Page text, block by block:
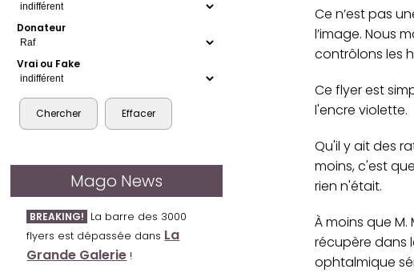
Donateur
Vrai ou Fake
Mago News
BREAKING! La barre des 3000
flyers est dépassée dans La
Grande Galerie !
Ce n’est pas
l’image. Nous
contrôlons les
Ce flyer est
l'encre violette.
Qu'il y ait des
moins, c'est
rien n'était.
À moins que
récupère dans
ophtalmique